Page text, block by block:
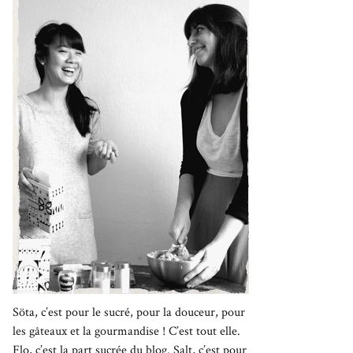
Söta, c’est pour le sucré, pour la douceur, pour
les gâteaux et la gourmandise ! C’est tout elle.